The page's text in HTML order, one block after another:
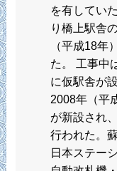
を有してい
り橋上駅舎
（平成18年
た。 工事中
に仮駅舎が
2008年（平
が新設され
行われた。
日本ステー